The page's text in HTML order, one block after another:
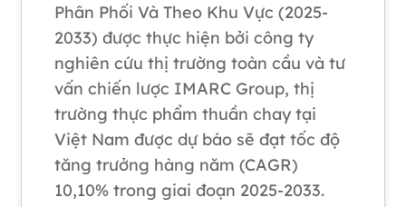
Phân Phối Và Theo Khu Vực (2025-
2033) được thực hiện bởi công ty
nghiên cứu thị trường toàn cầu và tư
vấn chiến lược IMARC Group, thị
trường thực phẩm thuần chay tại
Việt Nam được dự báo sẽ đạt tốc độ
tăng trưởng hàng năm (CAGR)
10,10% trong giai đoạn 2025-2033.